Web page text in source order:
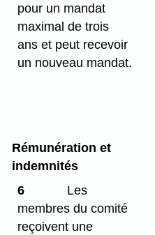
pour un mandat
maximal de trois
ans et peut recevoir
un nouveau mandat.
Rémunération et
indemnités
6
Les
membres du comité
reçoivent une